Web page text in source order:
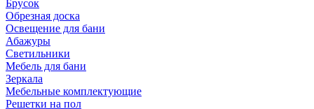
Брусок
Обрезная доска
Освещение для бани
Абажуры
Светильники
Мебель для бани
Зеркала
Мебельные комплектующие
Решетки на пол